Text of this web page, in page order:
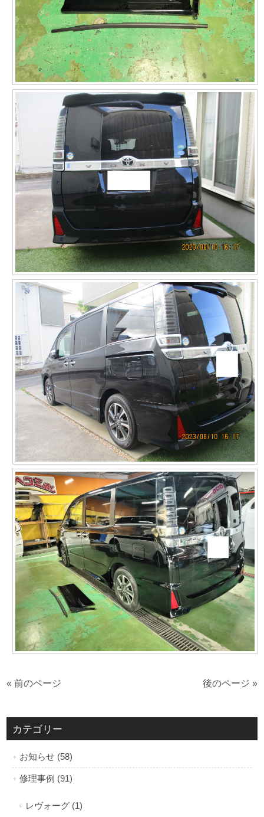
« 前のページ 後のページ »
カテゴリー
お知らせ (58)
修理事例 (91)
レヴォーグ (1)